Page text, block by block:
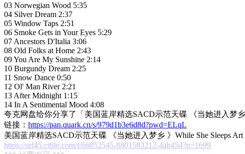
03 Norwegian Wood 5:35
04 Silver Dream 2:37
05 Window Taps 2:51
06 Smoke Gets in Your Eyes 5:29
07 Ancestors D'Italia 3:06
08 Old Folks at Home 2:43
09 You Are My Sunshine 2:14
10 Burgundy Dream 2:25
11 Snow Dance 0:50
12 Ol' Man River 2:21
13 After Midnight 1:15
14 In A Sentimental Mood 4:08
夸克网盘给你分享了「美国蓝岸精选SACD示范天碟 《当她进入梦乡
链接： https://pan.quark.cn/s/979d1b3e6d8d?pwd=ELqL
美国蓝岸精选SACD示范天碟 《当她进入梦乡 》While She Sleeps
https://url45.ctfile.com/f/66052545-8801583212-4ab454?p=1699